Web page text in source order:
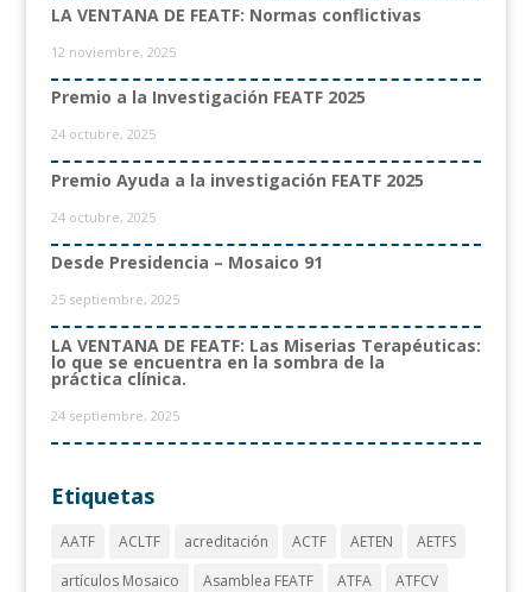
LA VENTANA DE FEATF: Normas conflictivas
12 noviembre, 2025
Premio a la Investigación FEATF 2025
24 octubre, 2025
Premio Ayuda a la investigación FEATF 2025
24 octubre, 2025
Desde Presidencia – Mosaico 91
25 septiembre, 2025
LA VENTANA DE FEATF: Las Miserias Terapéuticas:
lo que se encuentra en la sombra de la
práctica clínica.
24 septiembre, 2025
Etiquetas
AATF ACLTF acreditación ACTF AETEN
AETFS
artículos Mosaico
Asamblea FEATF ATFA
ATFCV